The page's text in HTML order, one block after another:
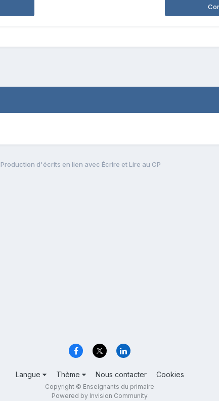
Production d'écrits en lien avec Écrire et Lire au CP
Langue Thème Nous contacter Cookies
Copyright © Enseignants du primaire
Powered by Invision Community